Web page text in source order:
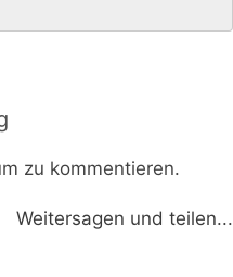
zu kommentieren.
Weitersagen und teilen...